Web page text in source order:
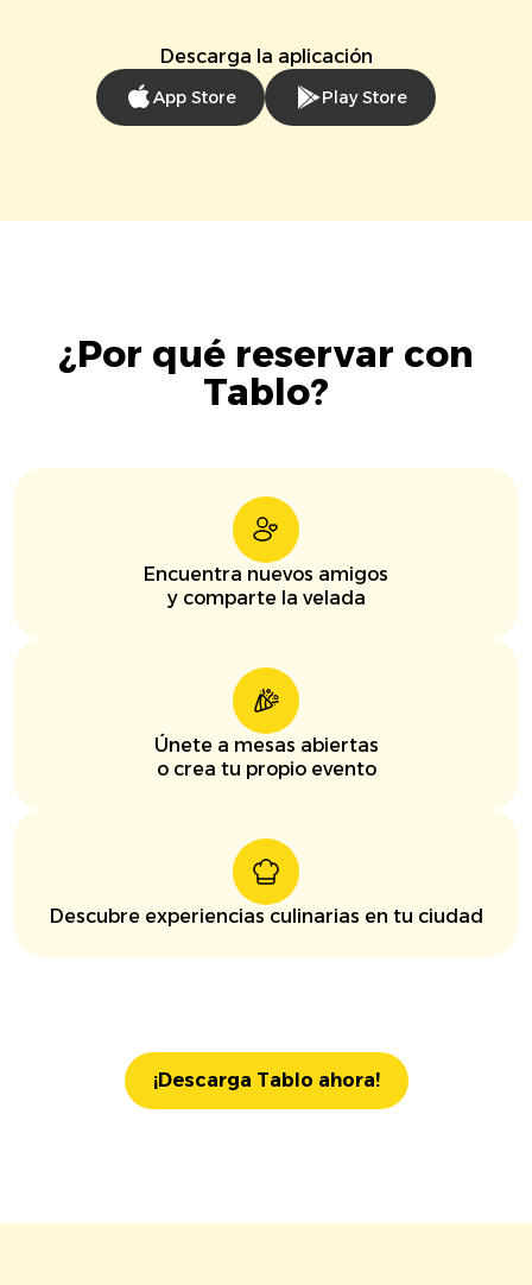
Descarga la aplicación
App Store Play Store
¿Por qué reservar con
Tablo?
Encuentra nuevos amigos
y comparte la velada
Únete a mesas abiertas
o crea tu propio evento
Descubre experiencias culinarias en tu ciudad
¡Descarga Tablo ahora!